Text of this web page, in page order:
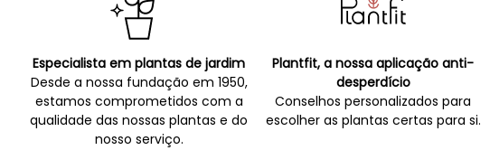
Especialista em plantas de jardim
Desde a nossa fundação em 1950,
estamos comprometidos com a
qualidade das nossas plantas e do
nosso serviço.
Plantfit, a nossa aplicação anti-
desperdício
Conselhos personalizados para
escolher as plantas certas para si.